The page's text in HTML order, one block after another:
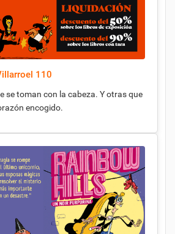
110
se toman con la cabeza. Y otras que
encogido.